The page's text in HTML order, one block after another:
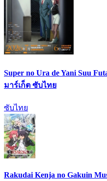
Super no Ura de Yani Suu
มาร์เก็ต ซับไทย
ซับไทย
Rakudai Kenja no Gakuin